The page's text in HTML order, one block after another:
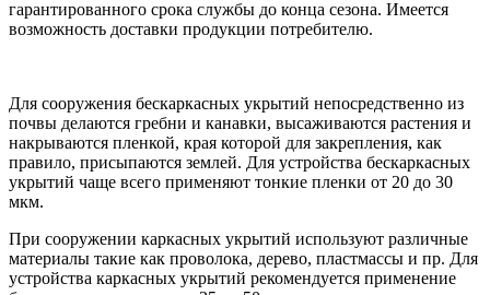
гарантированного срока службы до конца сезона. Имеется
возможность доставки продукции потребителю.
Для сооружения бескаркасных укрытий непосредственно из
почвы делаются гребни и канавки, высаживаются растения и
накрываются пленкой, края которой для закрепления, как
правило, присыпаются землей. Для устройства бескаркасных
укрытий чаще всего применяют тонкие пленки от 20 до 30
мкм.
При сооружении каркасных укрытий используют различные
материалы такие как проволока, дерево, пластмассы и пр. Для
устройства каркасных укрытий рекомендуется применение